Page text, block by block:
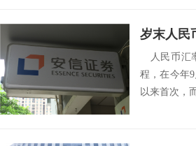
岁末人民
人民币汇
程，在今年
以来首次，